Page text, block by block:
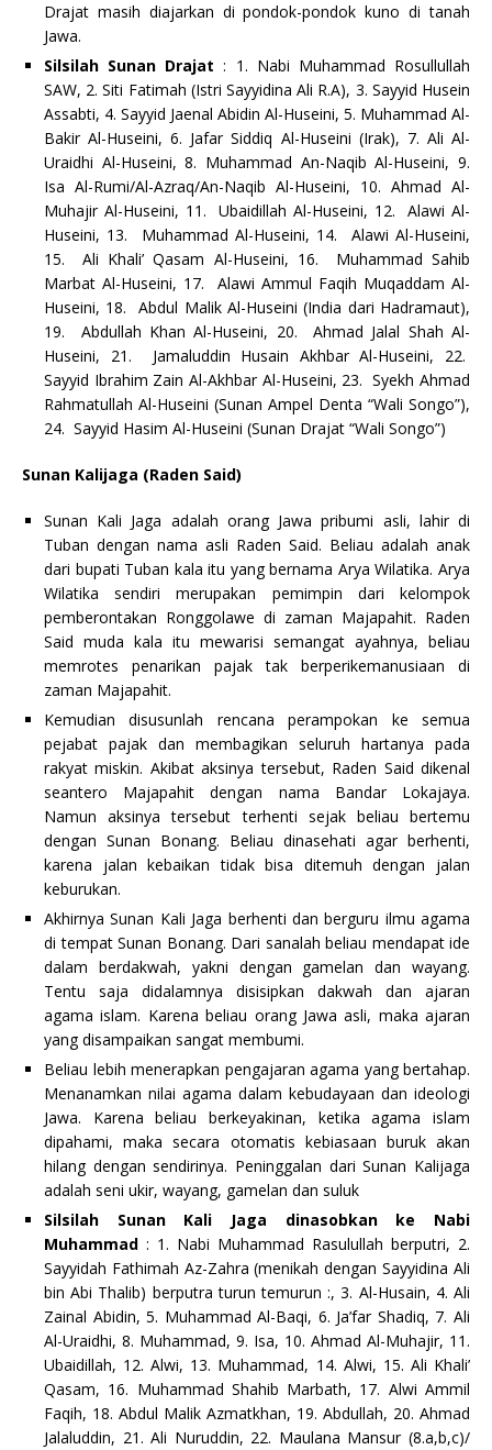
Drajat masih diajarkan di pondok-pondok kuno di tanah
Jawa.
Silsilah Sunan Drajat : 1. Nabi Muhammad Rosullullah
SAW, 2. Siti Fatimah (Istri Sayyidina Ali R.A), 3. Sayyid Husein
Assabti, 4. Sayyid Jaenal Abidin Al-Huseini, 5. Muhammad Al-
Bakir Al-Huseini, 6. Jafar Siddiq Al-Huseini (Irak), 7. Ali Al-
Uraidhi Al-Huseini, 8. Muhammad An-Naqib Al-Huseini, 9.
Isa Al-Rumi/Al-Azraq/An-Naqib Al-Huseini, 10. Ahmad Al-
Muhajir Al-Huseini, 11. Ubaidillah Al-Huseini, 12. Alawi Al-
Huseini, 13. Muhammad Al-Huseini, 14. Alawi Al-Huseini,
15. Ali Khali’ Qasam Al-Huseini, 16. Muhammad Sahib
Marbat Al-Huseini, 17. Alawi Ammul Faqih Muqaddam Al-
Huseini, 18. Abdul Malik Al-Huseini (India dari Hadramaut),
19. Abdullah Khan Al-Huseini, 20. Ahmad Jalal Shah Al-
Huseini, 21. Jamaluddin Husain Akhbar Al-Huseini, 22.
Sayyid Ibrahim Zain Al-Akhbar Al-Huseini, 23. Syekh Ahmad
Rahmatullah Al-Huseini (Sunan Ampel Denta “Wali Songo”),
24. Sayyid Hasim Al-Huseini (Sunan Drajat “Wali Songo”)
Sunan Kalijaga (Raden Said)
Sunan Kali Jaga adalah orang Jawa pribumi asli, lahir di
Tuban dengan nama asli Raden Said. Beliau adalah anak
dari bupati Tuban kala itu yang bernama Arya Wilatika. Arya
Wilatika sendiri merupakan pemimpin dari kelompok
pemberontakan Ronggolawe di zaman Majapahit. Raden
Said muda kala itu mewarisi semangat ayahnya, beliau
memrotes penarikan pajak tak berperikemanusiaan di
zaman Majapahit.
Kemudian disusunlah rencana perampokan ke semua
pejabat pajak dan membagikan seluruh hartanya pada
rakyat miskin. Akibat aksinya tersebut, Raden Said dikenal
seantero Majapahit dengan nama Bandar Lokajaya.
Namun aksinya tersebut terhenti sejak beliau bertemu
dengan Sunan Bonang. Beliau dinasehati agar berhenti,
karena jalan kebaikan tidak bisa ditemuh dengan jalan
keburukan.
Akhirnya Sunan Kali Jaga berhenti dan berguru ilmu agama
di tempat Sunan Bonang. Dari sanalah beliau mendapat ide
dalam berdakwah, yakni dengan gamelan dan wayang.
Tentu saja didalamnya disisipkan dakwah dan ajaran
agama islam. Karena beliau orang Jawa asli, maka ajaran
yang disampaikan sangat membumi.
Beliau lebih menerapkan pengajaran agama yang bertahap.
Menanamkan nilai agama dalam kebudayaan dan ideologi
Jawa. Karena beliau berkeyakinan, ketika agama islam
dipahami, maka secara otomatis kebiasaan buruk akan
hilang dengan sendirinya. Peninggalan dari Sunan Kalijaga
adalah seni ukir, wayang, gamelan dan suluk
Silsilah Sunan Kali Jaga dinasobkan ke Nabi
Muhammad : 1. Nabi Muhammad Rasulullah berputri, 2.
Sayyidah Fathimah Az-Zahra (menikah dengan Sayyidina Ali
bin Abi Thalib) berputra turun temurun :, 3. Al-Husain, 4. Ali
Zainal Abidin, 5. Muhammad Al-Baqi, 6. Ja’far Shadiq, 7. Ali
Al-Uraidhi, 8. Muhammad, 9. Isa, 10. Ahmad Al-Muhajir, 11.
Ubaidillah, 12. Alwi, 13. Muhammad, 14. Alwi, 15. Ali Khali’
Qasam, 16. Muhammad Shahib Marbath, 17. Alwi Ammil
Faqih, 18. Abdul Malik Azmatkhan, 19. Abdullah, 20. Ahmad
Jalaluddin, 21. Ali Nuruddin, 22. Maulana Mansur (8.a,b,c)/